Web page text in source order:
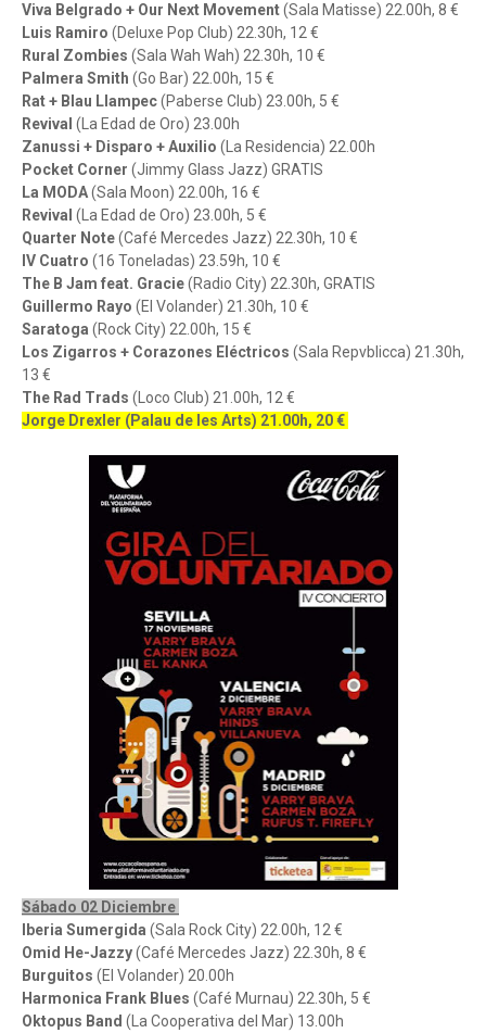
Viva Belgrado + Our Next Movement(Sala Matisse) 22.00h, 8 €
Luis Ramiro (Deluxe Pop Club) 22.30h, 12 €
Rural Zombies (Sala Wah Wah) 22.30h, 10 €
Palmera Smith (Go Bar) 22.00h, 15 €
Rat + Blau Llampec(Paberse Club) 23.00h, 5 €
Revival (La Edad de Oro) 23.00h
Zanussi + Disparo + Auxilio (La Residencia) 22.00h
Pocket Corner (Jimmy Glass Jazz) GRATIS
La MODA(Sala Moon) 22.00h, 16 €
Revival (La Edad de Oro) 23.00h, 5 €
Quarter Note(Café Mercedes Jazz) 22.30h, 10 €
IV Cuatro (16 Toneladas) 23.59h, 10 €
The B Jam feat. Gracie(Radio City) 22.30h, GRATIS
Guillermo Rayo (El Volander) 21.30h, 10 €
Saratoga (Rock City) 22.00h, 15 €
Los Zigarros + Corazones Eléctricos (Sala Repvblicca) 21.30h,
13 €
The Rad Trads (Loco Club) 21.00h, 12 €
Jorge Drexler (Palau de les Arts) 21.00h, 20 €
Sábado 02 Diciembre
Iberia Sumergida (Sala Rock City) 22.00h, 12 €
Omid He-Jazzy(Café Mercedes Jazz) 22.30h, 8 €
Burguitos (El Volander) 20.00h
Harmonica Frank Blues (Café Murnau) 22.30h, 5 €
Oktopus Band (La Cooperativa del Mar) 13.00h